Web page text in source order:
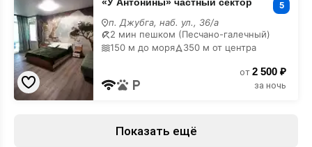
Антонины»
частный
сектор
с
бассейном
5
п. Джубга, наб. ул., 36/а
2 мин пешком (Песчано-галечный)
150 м до моря
350 м от центра
от 2 500 ₽
за ночь
Показать ещё